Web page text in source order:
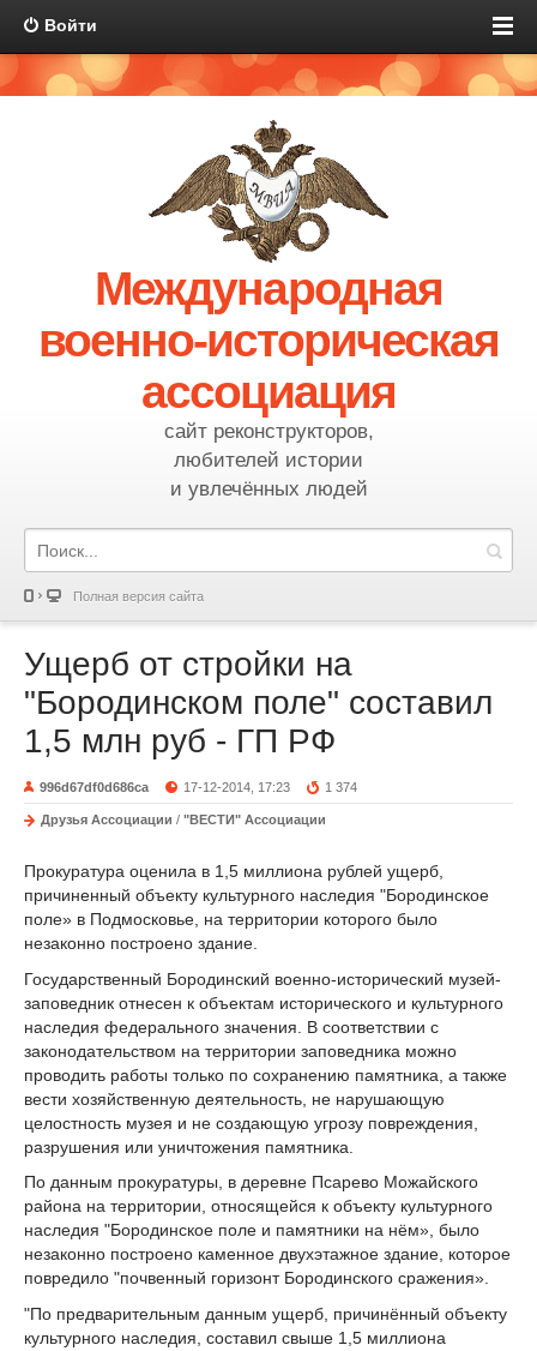
Войти
Международная
военно-историческая
ассоциация
сайт реконструкторов,
любителей истории
и увлечённых людей
Полная версия сайта
Ущерб от стройки на
"Бородинском поле" составил
1,5 млн руб - ГП РФ
996d67df0d686ca 17-12-2014, 17:23 1 374
Друзья Ассоциации / "ВЕСТИ" Ассоциации
Прокуратура оценила в 1,5 миллиона рублей ущерб,
причиненный объекту культурного наследия "Бородинское
поле» в Подмосковье, на территории которого было
незаконно построено здание.
Государственный Бородинский военно-исторический музей-
заповедник отнесен к объектам исторического и культурного
наследия федерального значения. В соответствии с
законодательством на территории заповедника можно
проводить работы только по сохранению памятника, а также
вести хозяйственную деятельность, не нарушающую
целостность музея и не создающую угрозу повреждения,
разрушения или уничтожения памятника.
По данным прокуратуры, в деревне Псарево Можайского
района на территории, относящейся к объекту культурного
наследия "Бородинское поле и памятники на нём», было
незаконно построено каменное двухэтажное здание, которое
повредило "почвенный горизонт Бородинского сражения».
"По предварительным данным ущерб, причинённый объекту
культурного наследия, составил свыше 1,5 миллиона